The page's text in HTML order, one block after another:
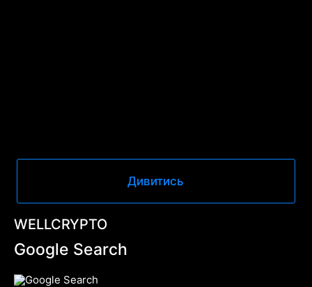
Дивитись
WELLCRYPTO
Google Search